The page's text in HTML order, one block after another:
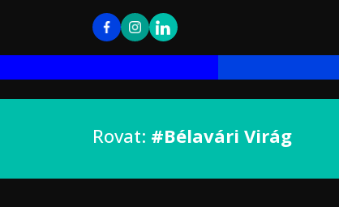
Rovat: #Bélavári Virág